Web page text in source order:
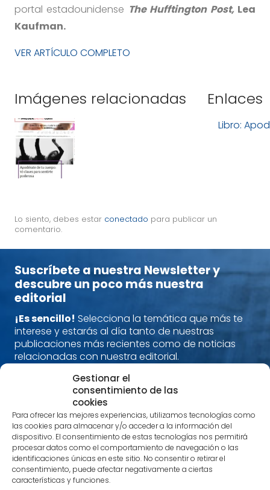
Gestionar el
consentimiento de las
cookies
Para ofrecer las mejores experiencias, utilizamos tecnologías como
las cookies para almacenar y/o acceder a la información del
dispositivo. El consentimiento de estas tecnologías nos permitirá
procesar datos como el comportamiento de navegación o las
identificaciones únicas en este sitio. No consentir o retirar el
consentimiento, puede afectar negativamente a ciertas
características y funciones.
portal estadounidense The Hufftington Post,Lea
Kaufman.
VER ARTÍCULO COMPLETO
Imágenes relacionadas Enlaces
Libro:
Lo siento, debes estar conectado para publicar un
comentario.
Suscríbete a nuestra Newsletter y
descubre un poco más nuestra
editorial
¡Es sencillo! Selecciona la temática que más te
interese y estarás al día tanto de nuestras
publicaciones más recientes como de noticias
relacionadas con nuestra editorial.
Nos encanta compartir contigo tu pasión por los
libros que despiertan una nueva conciencia.
Alimenta cuerpo, mente y espíritu con nuestras
recomendaciones.
¡Estamos en contacto!
Nombre*